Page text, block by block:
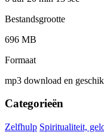
Bestandsgrootte
696 MB
Formaat
mp3 download en
Categorieën
Zelfhulp Spiritualiteit,